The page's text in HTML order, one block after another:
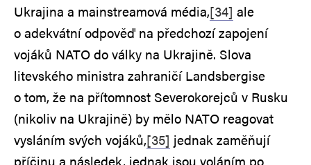
Ukrajina a mainstreamová média,[34] ale
o adekvátní odpověď na předchozí zapojení
vojáků NATO do války na Ukrajině. Slova
litevského ministra zahraničí Landsbergise
o tom, že na přítomnost Severokorejců v Rusku
(nikoliv na Ukrajině) by mělo NATO reagovat
vysláním svých vojáků,[35] jednak zaměňují
příčinu a následek, jednak jsou voláním po